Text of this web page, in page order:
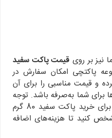
نیز بر روی قیمت پاکت سفید
پاکتچی امکان سفارش در
و قیمت مناسبی را برای آن
برای شما به‌صرفه باشد. توجه
داشته باشید که قبل از اقدام برای خرید پاکت سفید 80 گرم
کنید تا هزینه‌های اضافه